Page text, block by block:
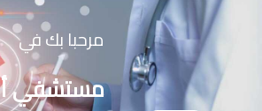
مرحبا بك في
مستشفي